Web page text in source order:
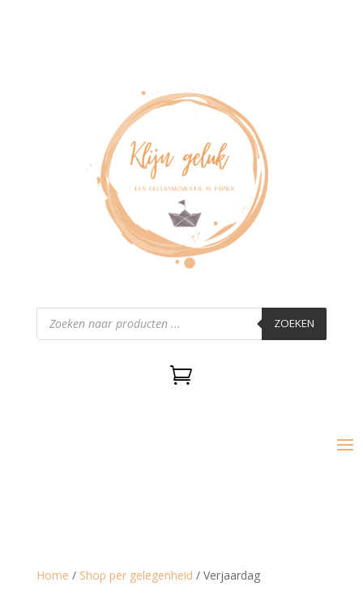
Producten
zoeken ZOEKEN

Home / Shop per gelegenheid / Verjaardag